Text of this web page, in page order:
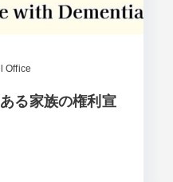
Office
る家族の権利宣